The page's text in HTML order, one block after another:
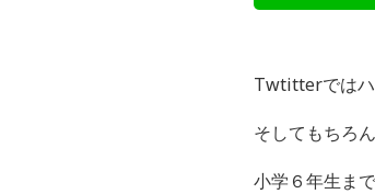
Twtitterではハ
そしてもちろ
小学６年生ま